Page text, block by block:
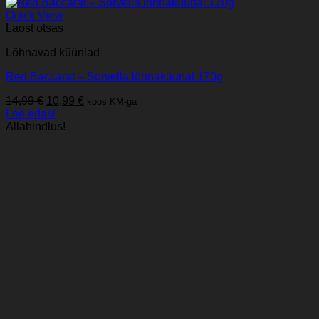
Quick View
Laost otsas
Lõhnavad küünlad
Red Baccarat – Sorvella lõhnaküünal 170g
14,99€ Algne
hind
oli:
10,99 € Praegune
koos KM-ga
Loe edasi
Allahindlus!